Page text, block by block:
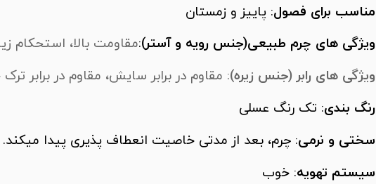
مناسب برای فصول: پاییز و زمستان
ویژگی های چرم طبیعی(جنس رویه و آستر):مقاومت بالا، استحکام
ویژگی های رابر (جنس زیره): مقاوم در برابر سایش، مقاوم در برابر
رنگ بندی: تک رنگ عسلی
سختی و نرمی: چرم، بعد از مدتی خاصیت انعطاف پذیری پیدا میکند.
سیستم تهویه: خوب